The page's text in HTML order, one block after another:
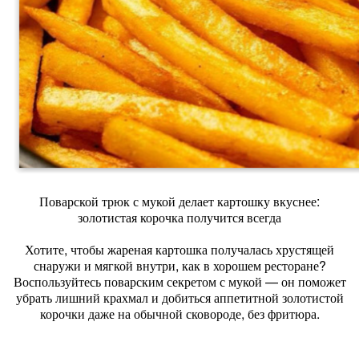
Поварской трюк с мукой делает картошку вкуснее:
золотистая корочка получится всегда
Хотите, чтобы жареная картошка получалась хрустящей
снаружи и мягкой внутри, как в хорошем ресторане?
Воспользуйтесь поварским секретом с мукой — он поможет
убрать лишний крахмал и добиться аппетитной золотистой
корочки даже на обычной сковороде, без фритюра.